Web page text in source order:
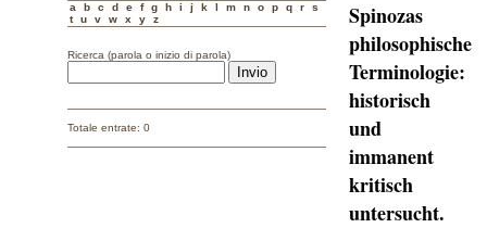
a b c d e f g h i j k l m n o p q r
s
t
u v w x y z
Ricerca (parola o inizio di parola)
Totale entrate: 0
Spinozas
philosophische
Terminologie:
historisch
und
immanent
kritisch
untersucht.